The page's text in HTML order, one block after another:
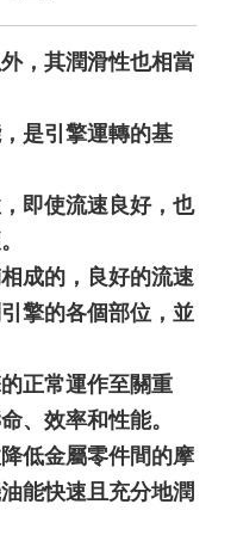
，其潤滑性也相當
是引擎運轉的基
即使流速良好，也
成的，良好的流速
擎的各個部位，並
正常運作至關重
、效率和性能。
低金屬零件間的摩
能快速且充分地潤